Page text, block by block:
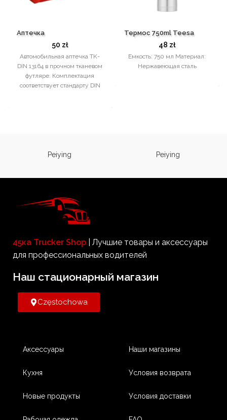
Аптечка
50 zł
Автомобильная аптечка TK-
DIN 13164 в прочном тканевом
футляре. Комплектация
соответствует стандарту DIN
Термос 750ml Teesa
48 zł
Емкость: 750 мл Материал:
Нержавеющая сталь
Peiying Peiying
45ка Trucker Shop | Лучшие товары и аксессуары
для профессиональных водителей
Наш стационарный магазин​
Częstochowa
Аксессуары
Кухня
Новые продукты
Наши магазины
Условия возврата
Условия доставки